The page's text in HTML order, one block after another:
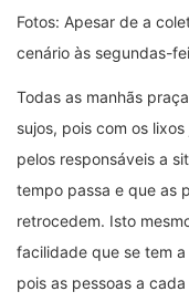
Fotos: Apesar de a
cenário às segundas-
Todas as manhãs
sujos, pois com os
pelos responsáveis a
tempo passa e que as
retrocedem. Isto
facilidade que se tem
pois as pessoas a